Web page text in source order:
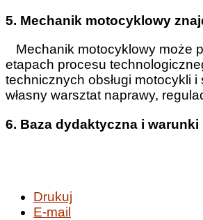
5. Mechanik motocyklowy
Mechanik motocyklowy może
etapach procesu
technicznych obsługi motocykli
własny warsztat naprawy,
6. Baza dydaktyczna i warunki
Drukuj
E-mail